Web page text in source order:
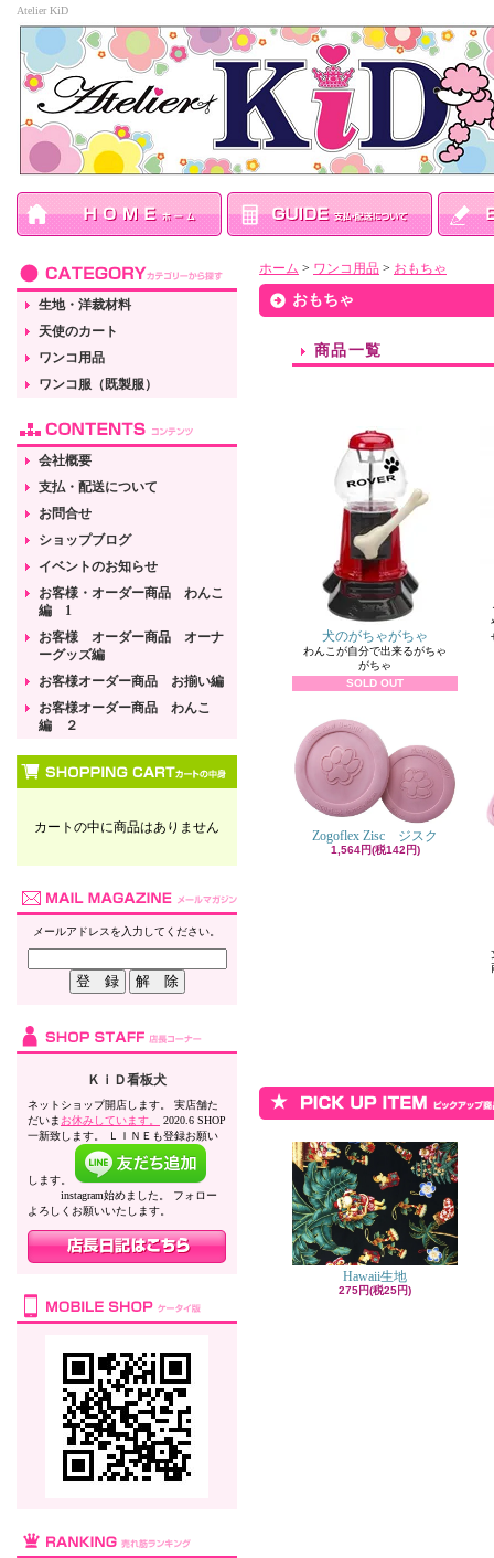
Atelier KiD
生地・洋裁材料
天使のカート
ワンコ用品
ワンコ服（既製服）
会社概要
支払・配送について
お問合せ
ショップブログ
イベントのお知らせ
お客様・オーダー商品 わんこ
編 1
お客様 オーダー商品 オーナ
ーグッズ編
お客様オーダー商品 お揃い編
お客様オーダー商品 わんこ
編 ２
カートの中に商品はありません
メールアドレスを入力してください。
ＫｉＤ看板犬
ネットショップ開店します。 実店舗た
だいま お休みしています。
2020.6 SHOP
一新致します。 ＬＩＮＥも登録お願い
します。
instagram始めました。 フォロー
よろしくお願いいたします。
ホーム > ワンコ用品 > おもちゃ
おもちゃ
商品一覧
犬のがちゃがちゃ
わんこが自分で出来るがちゃ
がちゃ
SOLD OUT
Zogoflex Zisc ジスク
1,564円(税142円)
Hawaii生地
275円(税25円)